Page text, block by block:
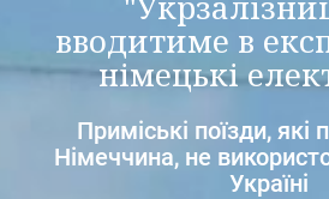
вводитиме в
німецькі
Приміські поїзди, які
Німеччина, не
Україні